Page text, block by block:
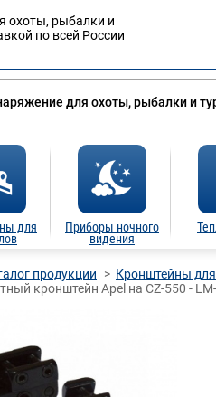
Доставка
для охоты, рыбалки и
для
Приборы ночного
видения
охоты, рыбалки и
по всей России
продукции Кронштейны
кронштейн Apel на CZ-550 -